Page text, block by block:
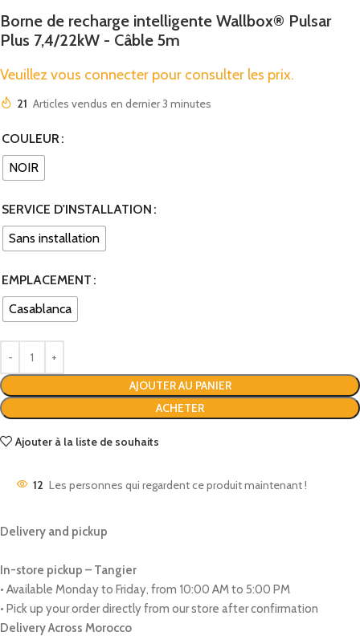
Borne de recharge intelligente Wallbox® Pulsar
Plus 7,4/22kW - Câble 5m
Veuillez vous connecter pour consulter les prix.
21 Articles vendus en dernier 3 minutes
COULEUR
NOIR
SERVICE D'INSTALLATION
Sans installation
EMPLACEMENT
Casablanca
AJOUTER AU PANIER
ACHETER
Ajouter à la liste de souhaits
12 Les personnes qui regardent ce produit maintenant !
Delivery and pickup
In-store pickup – Tangier
• Available Monday to Friday, from 10:00 AM to 5:00 PM
• Pick up your order directly from our store after confirmation
Delivery Across Morocco